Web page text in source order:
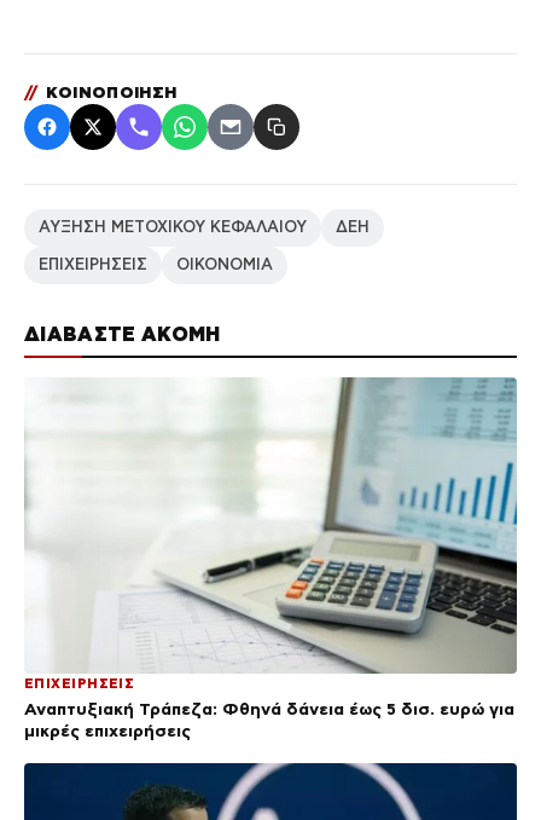
ΔΙΑΒΑΣΤΕ ΑΚΟΜΗ
ΕΠΙΧΕΙΡΗΣΕΙΣ
Αναπτυξιακή Τράπεζα: Φθηνά δάνεια έως 5 δισ. ευρώ για
μικρές επιχειρήσεις
// ΚΟΙΝΟΠΟΙΗΣΗ
ΑΥΞΗΣΗ ΜΕΤΟΧΙΚΟΥ ΚΕΦΑΛΑΙΟΥ ΔΕΗ
ΕΠΙΧΕΙΡΗΣΕΙΣ ΟΙΚΟΝΟΜΙΑ